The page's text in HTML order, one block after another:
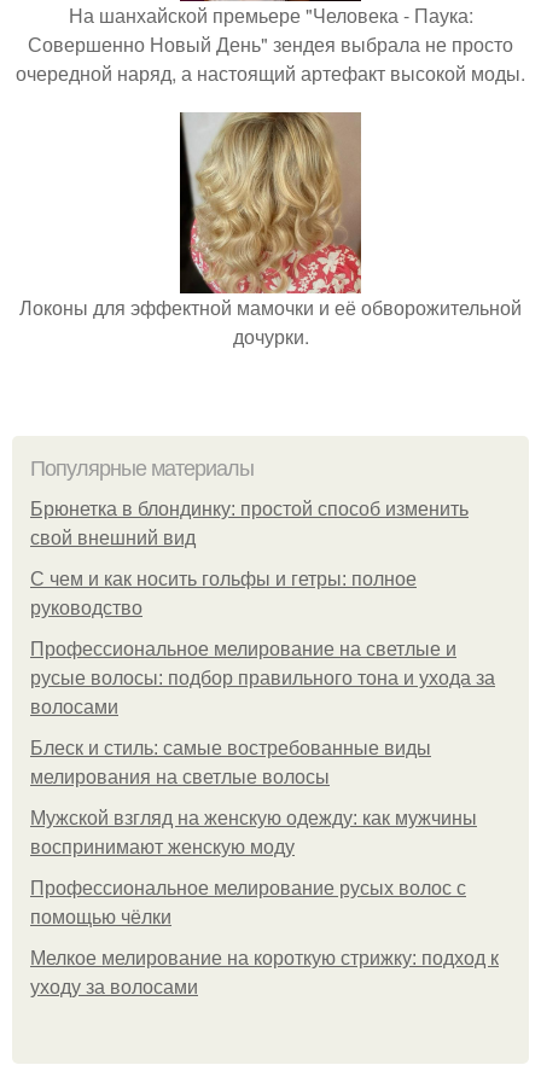
На шанхайской премьере "Человека - Паука:
Совершенно Новый День" зендея выбрала не просто
очередной наряд, а настоящий артефакт высокой моды.
Локоны для эффектной мамочки и её обворожительной
дочурки.
Популярные материалы
Брюнетка в блондинку: простой способ изменить
свой внешний вид
С чем и как носить гольфы и гетры: полное
руководство
Профессиональное мелирование на светлые и
русые волосы: подбор правильного тона и ухода за
волосами
Блеск и стиль: самые востребованные виды
мелирования на светлые волосы
Мужской взгляд на женскую одежду: как мужчины
воспринимают женскую моду
Профессиональное мелирование русых волос с
помощью чёлки
Мелкое мелирование на короткую стрижку: подход к
уходу за волосами